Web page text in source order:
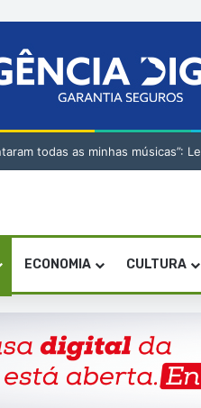
todas as minhas músicas”:
ECONOMIA CULTURA